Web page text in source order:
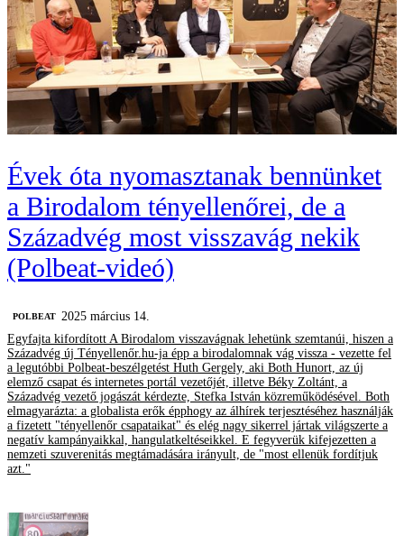
Évek óta nyomasztanak bennünket
a Birodalom tényellenőrei, de a
Századvég most visszavág nekik
(Polbeat-videó)
‎POLBEAT
2025 március 14.
Egyfajta kifordított A Birodalom visszavágnak lehetünk szemtanúi, hiszen a
Századvég új Tényellenőr.hu-ja épp a birodalomnak vág vissza - vezette fel
a legutóbbi Polbeat-beszélgetést Huth Gergely, aki Both Hunort, az új
elemző csapat és internetes portál vezetőjét, illetve Béky Zoltánt, a
Századvég vezető jogászát kérdezte, Stefka István közreműködésével. Both
elmagyarázta: a globalista erők épphogy az álhírek terjesztéséhez használják
a fizetett "tényellenőr csapataikat" és elég nagy sikerrel jártak világszerte a
negatív kampányaikkal, hangulatkeltéseikkel. E fegyverük kifejezetten a
nemzeti szuverenitás megtámadására irányult, de "most ellenük fordítjuk
azt."